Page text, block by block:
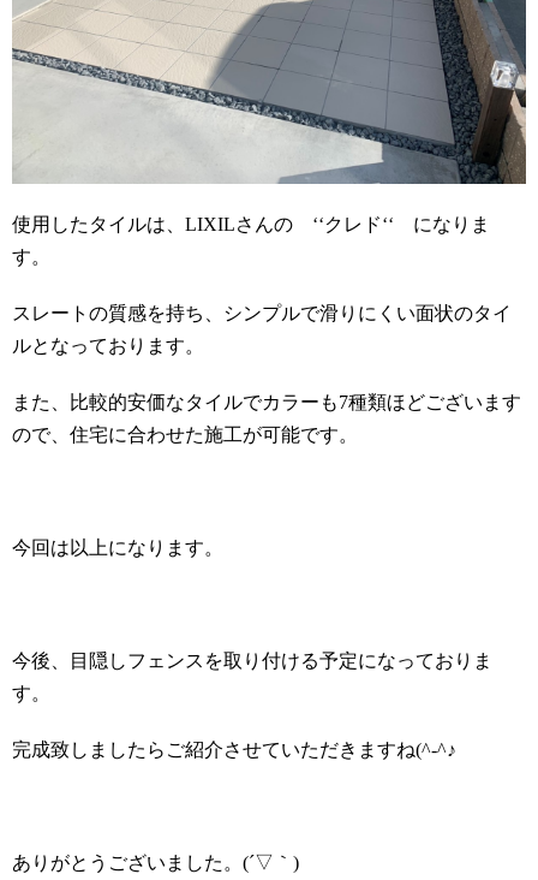
使用したタイルは、 LIXILさんの ‘‘クレド‘‘ になりま
す。
スレートの質感を持ち、シンプルで滑りにくい面状のタイ
ルとなっております。
また、比較的安価なタイルでカラーも7種類ほどございます
ので、住宅に合わせた施工が可能です。
今回は以上になります。
今後、目隠しフェンスを取り付ける予定になっておりま
す。
完成致しましたらご紹介させていただきますね(^-^♪
ありがとうございました。 (´▽｀ )